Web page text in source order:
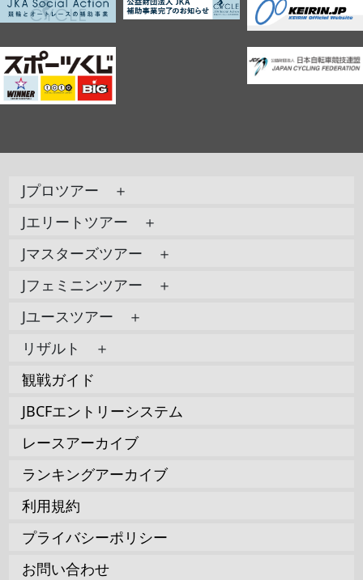
Jプロツアー ＋
Jエリートツアー ＋
Jマスターズツアー ＋
Jフェミニンツアー ＋
Jユースツアー ＋
リザルト ＋
観戦ガイド
JBCFエントリーシステム
レースアーカイブ
ランキングアーカイブ
利用規約
プライバシーポリシー
お問い合わせ